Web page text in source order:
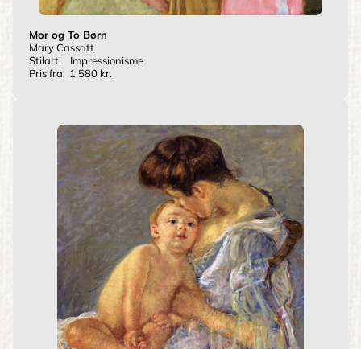
Mor og To Børn
Mary Cassatt
Stilart:
Impressionisme
Pris fra
1.580 kr.